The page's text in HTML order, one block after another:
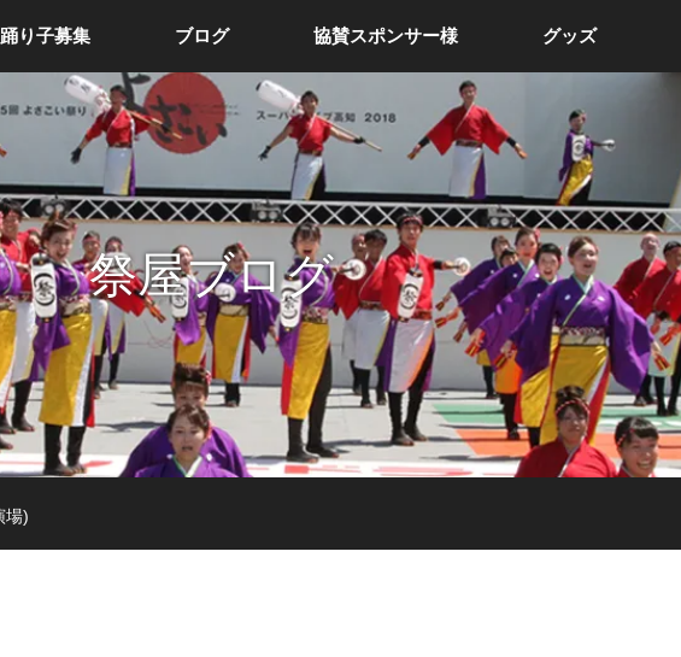
踊り子募集 ブログ 協賛スポンサー様 グッズ
祭屋ブログ
場)